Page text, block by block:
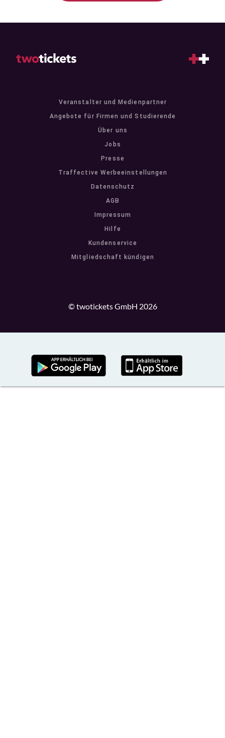
Veranstalter und Medienpartner
Angebote für Firmen und Studierende
Über uns
Jobs
Presse
Traffective Werbeeinstellungen
Datenschutz
AGB
Impressum
Hilfe
Kundenservice
Mitgliedschaft kündigen
© twotickets GmbH 2026